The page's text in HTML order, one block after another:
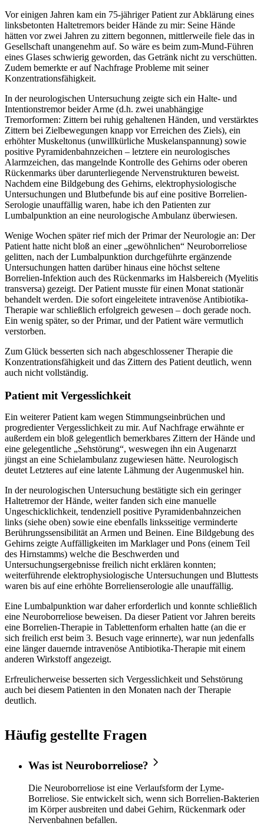
Vor einigen Jahren kam ein 75-jähriger Patient zur Abklärung eines
linksbetonten Haltetremors beider Hände zu mir: Seine Hände
hätten vor zwei Jahren zu zittern begonnen, mittlerweile fiele das in
Gesellschaft unangenehm auf. So wäre es beim zum-Mund-Führen
eines Glases schwierig geworden, das Getränk nicht zu verschütten.
Zudem bemerkte er auf Nachfrage Probleme mit seiner
Konzentrationsfähigkeit.
In der neurologischen Untersuchung zeigte sich ein Halte- und
Intentionstremor beider Arme (d.h. zwei unabhängige
Tremorformen: Zittern bei ruhig gehaltenen Händen, und verstärktes
Zittern bei Zielbewegungen knapp vor Erreichen des Ziels), ein
erhöhter Muskeltonus (unwillkürliche Muskelanspannung) sowie
positive Pyramidenbahnzeichen – letztere ein neurologisches
Alarmzeichen, das mangelnde Kontrolle des Gehirns oder oberen
Rückenmarks über darunterliegende Nervenstrukturen beweist.
Nachdem eine Bildgebung des Gehirns, elektrophysiologische
Untersuchungen und Blutbefunde bis auf eine positive Borrelien-
Serologie unauffällig waren, habe ich den Patienten zur
Lumbalpunktion an eine neurologische Ambulanz überwiesen.
Wenige Wochen später rief mich der Primar der Neurologie an: Der
Patient hatte nicht bloß an einer „gewöhnlichen“ Neuroborreliose
gelitten, nach der Lumbalpunktion durchgeführte ergänzende
Untersuchungen hatten darüber hinaus eine höchst seltene
Borrelien-Infektion auch des Rückenmarks im Halsbereich (Myelitis
transversa) gezeigt. Der Patient musste für einen Monat stationär
behandelt werden. Die sofort eingeleitete intravenöse Antibiotika-
Therapie war schließlich erfolgreich gewesen – doch gerade noch.
Ein wenig später, so der Primar, und der Patient wäre vermutlich
verstorben.
Zum Glück besserten sich nach abgeschlossener Therapie die
Konzentrationsfähigkeit und das Zittern des Patient deutlich, wenn
auch nicht vollständig.
Patient mit Vergesslichkeit
Ein weiterer Patient kam wegen Stimmungseinbrüchen und
progredienter Vergesslichkeit zu mir. Auf Nachfrage erwähnte er
außerdem ein bloß gelegentlich bemerkbares Zittern der Hände und
eine gelegentliche „Sehstörung“, weswegen ihn ein Augenarzt
jüngst an eine Schielambulanz zugewiesen hätte. Neurologisch
deutet Letzteres auf eine latente Lähmung der Augenmuskel hin.
In der neurologischen Untersuchung bestätigte sich ein geringer
Haltetremor der Hände, weiter fanden sich eine manuelle
Ungeschicklichkeit, tendenziell positive Pyramidenbahnzeichen
links (siehe oben) sowie eine ebenfalls linksseitige verminderte
Berührungssensibilität an Armen und Beinen. Eine Bildgebung des
Gehirns zeigte Auffälligkeiten im Marklager und Pons (einem Teil
des Hirnstamms) welche die Beschwerden und
Untersuchungsergebnisse freilich nicht erklären konnten;
weiterführende elektrophysiologische Untersuchungen und Bluttests
waren bis auf eine erhöhte Borrelienserologie alle unauffällig.
Eine Lumbalpunktion war daher erforderlich und konnte schließlich
eine Neuroborreliose beweisen. Da dieser Patient vor Jahren bereits
eine Borrelien-Therapie in Tablettenform erhalten hatte (an die er
sich freilich erst beim 3. Besuch vage erinnerte), war nun jedenfalls
eine länger dauernde intravenöse Antibiotika-Therapie mit einem
anderen Wirkstoff angezeigt.
Erfreulicherweise besserten sich Vergesslichkeit und Sehstörung
auch bei diesem Patienten in den Monaten nach der Therapie
deutlich.
Häufig gestellte Fragen
Was ist Neuroborreliose?
Die Neuroborreliose ist eine Verlaufsform der Lyme-
Borreliose. Sie entwickelt sich, wenn sich Borrelien-Bakterien
im Körper ausbreiten und dabei Gehirn, Rückenmark oder
Nervenbahnen befallen.